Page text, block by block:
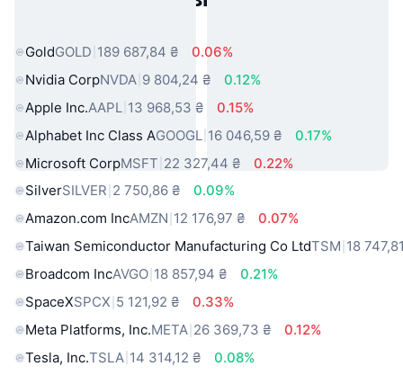
GoldGOLD 189 687,84 ₴
0.06%
Nvidia CorpNVDA 9 804,24 ₴
0.12%
Apple Inc.AAPL 13 968,53 ₴
0.15%
Alphabet Inc Class AGOOGL 16 046,59 ₴
0.17%
Microsoft CorpMSFT 22 327,44 ₴
0.22%
SilverSILVER 2 750,86 ₴
0.09%
Amazon.com IncAMZN 12 176,97 ₴
0.07%
Taiwan Semiconductor Manufacturing Co LtdTSM 18
Broadcom IncAVGO 18 857,94 ₴
0.21%
SpaceXSPCX 5 121,92 ₴
0.33%
Meta Platforms, Inc.META 26 369,73 ₴
0.12%
Tesla, Inc.TSLA 14 314,12 ₴
0.08%